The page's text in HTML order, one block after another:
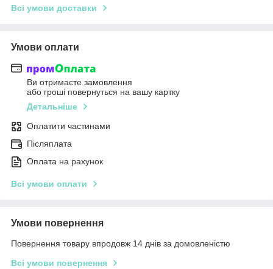
Всі умови доставки
Умови оплати
Ви отримаєте замовлення
або гроші повернуться на вашу картку
Детальніше
Оплатити частинами
Післяплата
Оплата на рахунок
Всі умови оплати
Умови повернення
Повернення товару впродовж 14 днів за домовленістю
Всі умови повернення